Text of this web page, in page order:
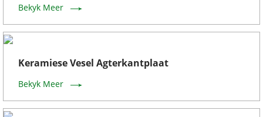
Bekyk Meer
Keramiese Vesel Agterkantplaat
Bekyk Meer